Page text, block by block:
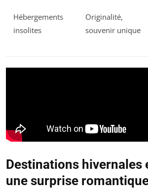
Hébergements
insolites
Originalité,
souvenir unique
Destinations hivernales
une surprise